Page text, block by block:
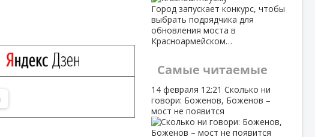
Город запускает конкурс, чтобы
выбрать подрядчика для
обновления моста в
Красноармейском…
Самые читаемые
14 февраля 12:21 Сколько ни
говори: Боженов, Боженов –
мост не появится